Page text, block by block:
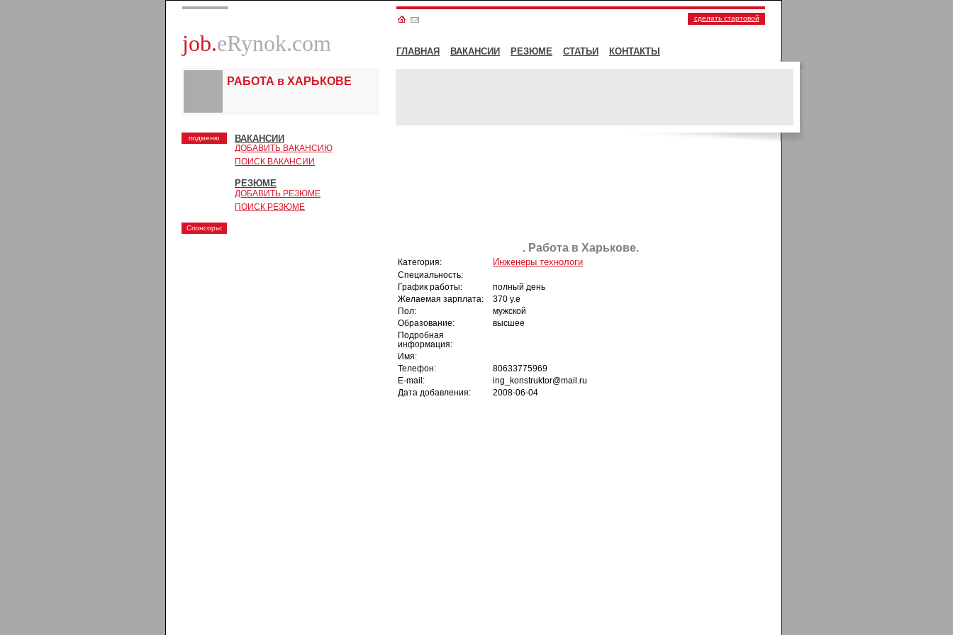
job.eRynok.com
сделать стартовой
ГЛАВНАЯ ВАКАНСИИ РЕЗЮМЕ СТАТЬИ КОНТАКТЫ
РАБОТА в ХАРЬКОВЕ
подменю ВАКАНСИИ
ДОБАВИТЬ ВАКАНСИЮ
ПОИСК ВАКАНСИИ
РЕЗЮМЕ
ДОБАВИТЬ РЕЗЮМЕ
ПОИСК РЕЗЮМЕ
Спонсоры:
. Работа в Харькове.
Категория: Инженеры технологи
Специальность:
График работы:
полный день
Желаемая зарплата:
370 у.е
Пол:
мужской
Образование:
высшее
Подробная
информация:
Имя:
Телефон:
80633775969
E-mail:
ing_konstruktor@mail.ru
Дата добавления:
2008-06-04